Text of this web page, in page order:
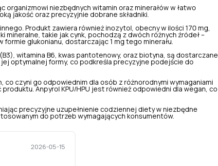
niezbędnych witamin oraz minerałów w łatwo
jakość oraz precyzyjnie dobrane składniki.
Produkt zawiera również inozytol, obecny w ilości 170 mg,
mineralne, takie jak cynk, pochodzą z dwóch różnych źródeł –
glukonianu, dostarczając 1 mg tego minerału.
witamina B6, kwas pantotenowy, oraz biotyna, są dostarczane
optymalnej formy, co podkreśla precyzyjne podejście do
co czyni go odpowiednim dla osób z różnorodnymi wymaganiami
Anpyrol KPU/HPU jest również odpowiedni dla wegan, co
precyzyjne uzupełnienie codziennej diety w niezbędne
do potrzeb wymagających konsumentów.
2026-05-15